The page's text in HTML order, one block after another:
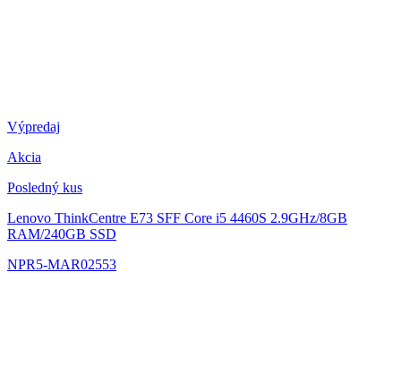
Výpredaj
Akcia
Posledný kus
Lenovo ThinkCentre E73 SFF Core i5 4460S 2.9GHz/8GB
RAM/240GB SSD
NPR5-MAR02553